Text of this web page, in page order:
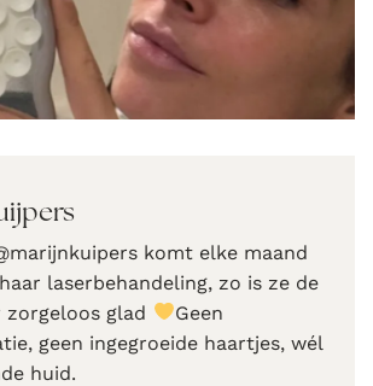
komt elke maand
laserbehandeling, zo is ze de
zorgeloos glad
Geen
geen ingegroeide haartjes, wél
huid.